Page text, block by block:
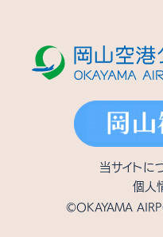
当サイトに
個人
©OKAYAMA